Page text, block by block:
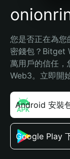
您是否正在為
密錢包？Bitget
萬用戶的信任
Web3。立即開
Android 安裝
Google Play